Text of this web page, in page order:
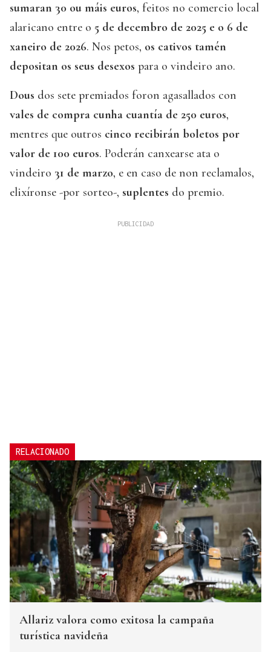
sumaran 30 ou máis euros, feitos no comercio local
alaricano entre o 5 de decembro de 2025 e o 6 de
xaneiro de 2026. Nos petos, os cativos tamén
depositan os seus desexos para o vindeiro ano.
Dous dos sete premiados foron agasallados con
vales de compra cunha cuantía de 250 euros,
mentres que outros cinco recibirán boletos por
valor de 100 euros. Poderán canxearse ata o
vindeiro 31 de marzo, e en caso de non reclamalos,
elixíronse -por sorteo-, suplentes do premio.
RELACIONADO
Allariz valora como exitosa la campaña
turística navideña